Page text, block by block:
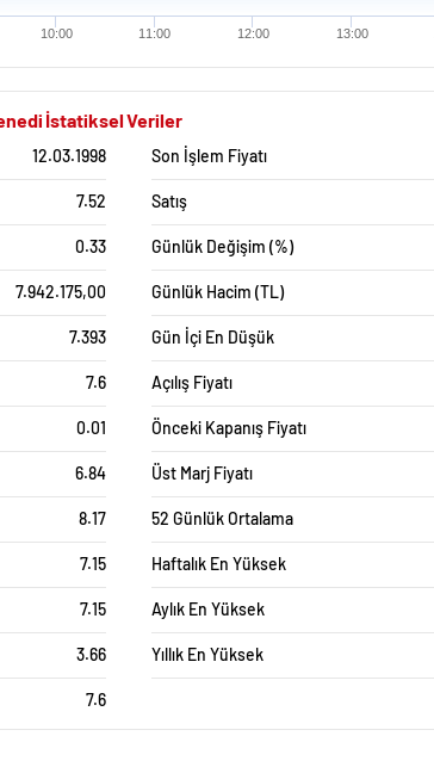
10:00 11:00 12:00 13:00
İstatiksel Veriler
12.03.1998 Son İşlem Fiyatı
7.52 Satış
0.33 Günlük Değişim (%)
7.942.175,00 Günlük Hacim (TL)
7.393 Gün İçi En Düşük
7.6 Açılış Fiyatı
0.01 Önceki Kapanış Fiyatı
6.84 Üst Marj Fiyatı
8.17 52 Günlük Ortalama
7.15 Haftalık En Yüksek
7.15 Aylık En Yüksek
3.66 Yıllık En Yüksek
7.6